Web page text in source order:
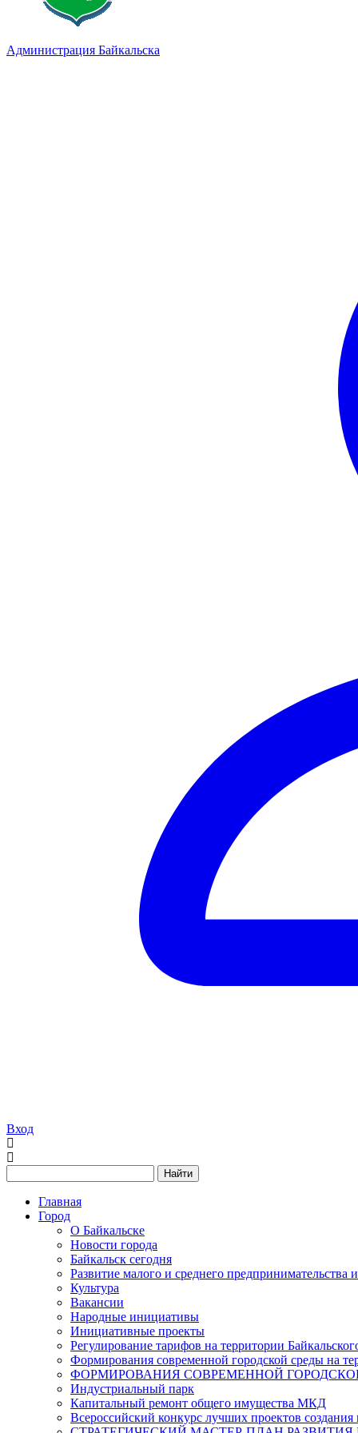
Администрация Байкальска
Вход
Найти
Главная
Город
О Байкальске
Новости города
Байкальск сегодня
Развитие малого и среднего предпринимательства
Культура
Вакансии
Народные инициативы
Инициативные проекты
Регулирование тарифов на территории
Формирования современной городской среды на
ФОРМИРОВАНИЯ СОВРЕМЕННОЙ
Индустриальный парк
Капитальный ремонт общего имущества МКД
Всероссийский конкурс лучших проектов